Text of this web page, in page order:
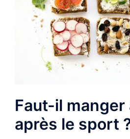
Faut-il manger
après le sport